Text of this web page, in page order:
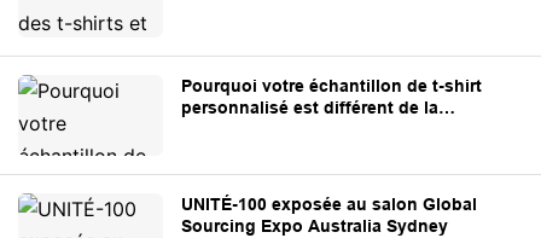
Pourquoi votre échantillon de t-shirt
personnalisé est différent de la
UNITÉ-100 exposée au salon Global
Sourcing Expo Australia Sydney